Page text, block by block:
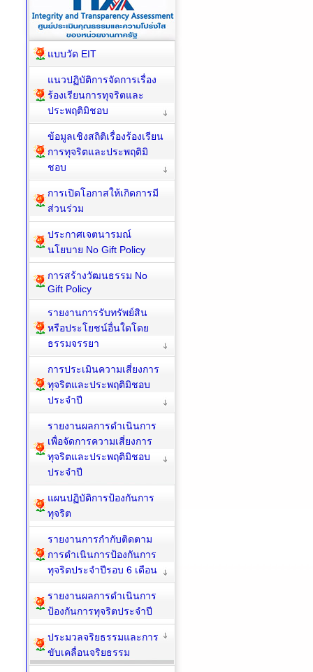
แบบวัด EIT
แนวปฏิบัติการจัดการเรื่อง
ร้องเรียนการทุจริตและ
ประพฤติมิชอบ
ข้อมูลเชิงสถิติเรื่องร้องเรียน
การทุจริตและประพฤติมิ
ชอบ
การเปิดโอกาสให้เกิดการมี
ส่วนร่วม
ประกาศเจตนารมณ์
นโยบาย No Gift Policy
การสร้างวัฒนธรรม No
Gift Policy
รายงานการรับทรัพย์สิน
หรือประโยชน์อื่นใดโดย
ธรรมจรรยา
การประเมินความเสี่ยงการ
ทุจริตและประพฤติมิชอบ
ประจำปี
รายงานผลการดำเนินการ
เพื่อจัดการความเสี่ยงการ
ทุจริตและประพฤติมิชอบ
ประจำปี
แผนปฏิบัติการป้องกันการ
ทุจริต
รายงานการกำกับติดตาม
การดำเนินการป้องกันการ
ทุจริตประจำปีรอบ 6 เดือน
รายงานผลการดำเนินการ
ป้องกันการทุจริตประจำปี
ประมวลจริยธรรมและการ
ขับเคลื่อนจริยธรรม